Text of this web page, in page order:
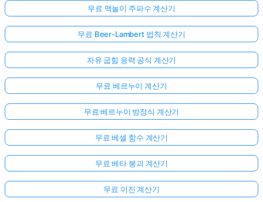
무료 맥놀이 주파수 계산기
무료 Beer-Lambert 법칙 계산기
자유 굽힘 응력 공식 계산기
무료 베르누이 계산기
무료 베르누이 방정식 계산기
무료 베셀 함수 계산기
무료 베타 붕괴 계산기
무료 이진 계산기